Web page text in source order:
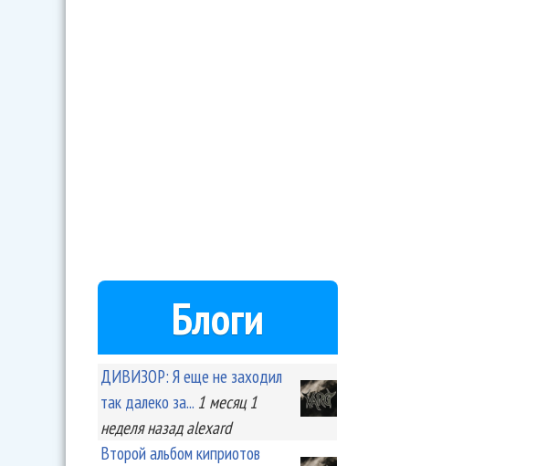
Блоги
ДИВИЗОР: Я еще не заходил
так далеко за... 1 месяц 1
неделяназад alexard
Второй альбом киприотов